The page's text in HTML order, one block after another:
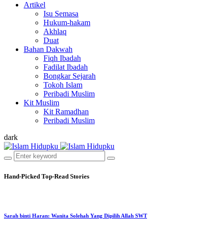
Artikel
Isu Semasa
Hukum-hakam
Akhlaq
Duat
Bahan Dakwah
Fiqh Ibadah
Fadilat Ibadah
Bongkar Sejarah
Tokoh Islam
Peribadi Muslim
Kit Muslim
Kit Ramadhan
Peribadi Muslim
dark
Hand-Picked Top-Read Stories
Sarah binti Haran: Wanita Solehah Yang Dipilih Allah SWT